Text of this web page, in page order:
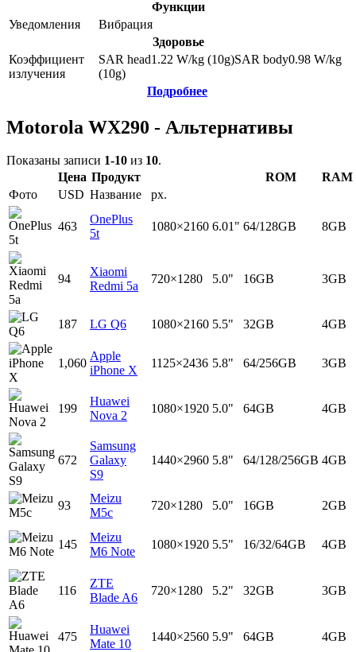
Функции
Уведомления
Вибрация
Здоровье
Коэффициент
излучения
SAR head1.22 W/kg (10g)SAR body0.98 W/kg
(10g)
Подробнее
Motorola WX290 - Альтернативы
Показаны записи 1-10 из 10.
Цена Продукт ROM
RAM
Фото
USD Название px.
463
OnePlus
5t
1080×2160 6.01" 64/128GB 8GB
94
Xiaomi
Redmi 5a
720×1280 5.0" 16GB 3GB
187 LG Q6 1080×2160 5.5" 32GB 4GB
1,060
Apple
iPhone X
1125×2436 5.8" 64/256GB 3GB
199
Huawei
Nova 2
1080×1920 5.0" 64GB 4GB
672
Samsung
Galaxy
S9
1440×2960 5.8" 64/128/256GB 4GB
93
Meizu
M5c
720×1280 5.0" 16GB 2GB
145
Meizu
M6 Note
1080×1920 5.5" 16/32/64GB 4GB
116
ZTE
Blade A6
720×1280 5.2" 32GB 3GB
475
Huawei
Mate 10
1440×2560 5.9" 64GB 4GB